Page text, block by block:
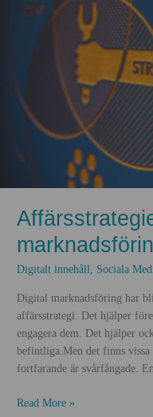
Digitalt innehåll, Sociala
Digital marknadsföring har
affärsstrategi. Det hjälper
engagera dem. Det hjälper
befintliga.Men det finns
fortfarande är svårfångade.
Affärsstrategier
Read More »